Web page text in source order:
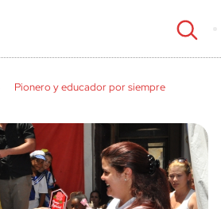
Pionero y educador por siempre